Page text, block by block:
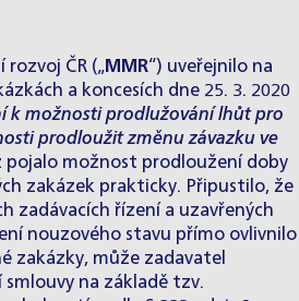
ČR („MMR“) uveřejnilo na
a koncesích dne 25. 3. 2020
k možnosti prodlužování lhůt pro
prodloužit změnu závazku ve
pojalo možnost prodloužení doby
zakázek prakticky. Připustilo, že
zadávacích řízení a uzavřených
nouzového stavu přímo ovlivnilo
zakázky, může zadavatel
na základě tzv.